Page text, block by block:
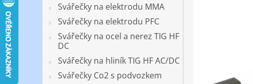
Svářečky na elektrodu MMA
Svářečky na elektrodu PFC
Svářečky na ocel a nerez TIG HF
DC
Svářečky na hliník TIG HF AC/DC
Svářečky Co2 s podvozkem